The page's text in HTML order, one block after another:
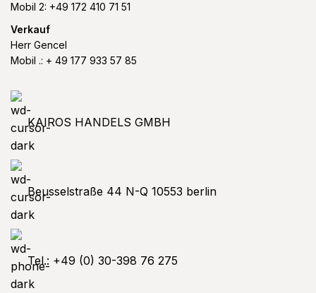
Mobil 2: +49 172 410 71 51
Verkauf
Herr Gencel
Mobil .: + 49 177 933 57 85
KAIROS HANDELS GMBH
Beusselstraße 44 N-Q 10553 berlin
Tel.: +49 (0) 30-398 76 275